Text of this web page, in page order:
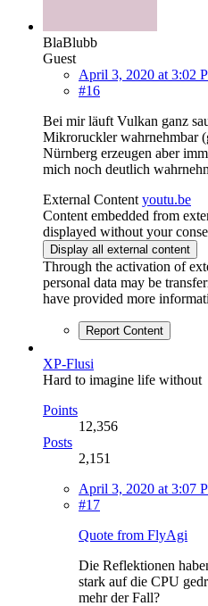
BlaBlubb
Guest
April 3, 2020 at 3:02
#16
Bei mir läuft Vulkan ganz
Mikroruckler wahrnehmbar
Nürnberg erzeugen aber
mich noch deutlich
External Content youtu.be
Content embedded from
displayed without your
Display all external content
Through the activation of
personal data may be
have provided more
Report Content
XP-Flusi
Hard to imagine life without
Points
12,356
Posts
2,151
April 3, 2020 at 3:07
#17
Quote from FlyAgi
Die Reflektionen
stark auf die CPU
mehr der Fall?